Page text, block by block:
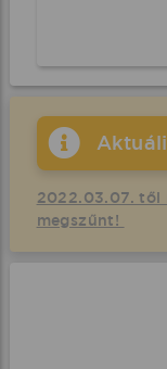
2022.03.07. től
megszűnt!